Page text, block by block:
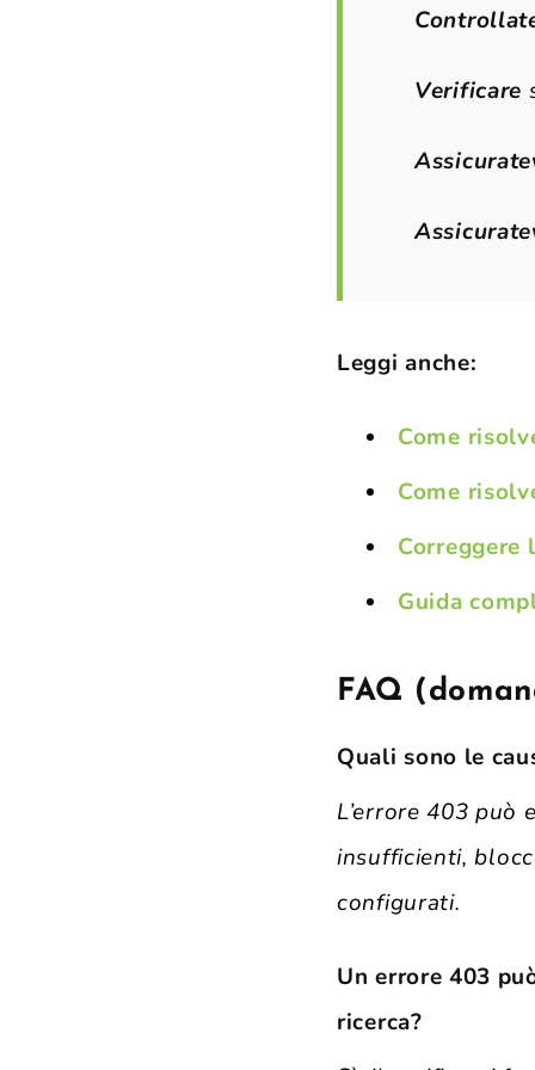
Verificare
Leggi anche:
Come
Come
Correggere
Guida
FAQ
Quali sono le
L’errore 403
insufficienti,
configurati.
Un errore 403
ricerca?